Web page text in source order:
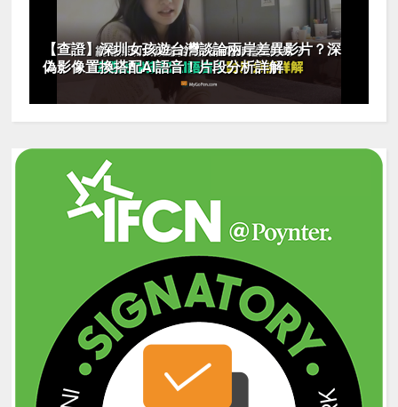
【查證】深圳女孩遊台灣談論兩岸差異影片？深
偽影像置換搭配AI語音！片段分析詳解